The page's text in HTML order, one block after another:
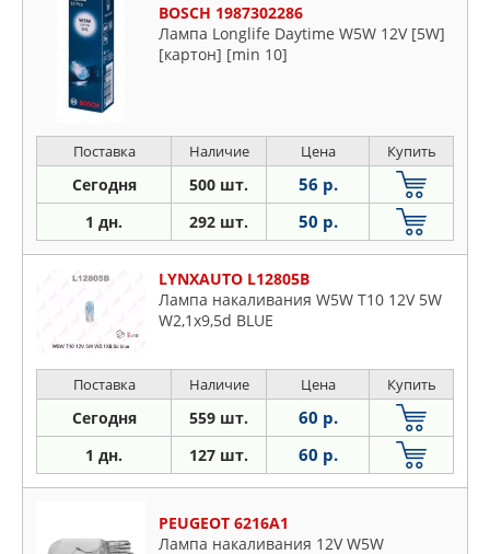
BOSCH 1987302286
Лампа Longlife Daytime W5W 12V [5W]
[картон] [min 10]
Поставка Наличие Цена Купить
Сегодня 500 шт. 56 р.
1 дн. 292 шт. 50 р.
LYNXAUTO L12805B
Лампа накаливания W5W T10 12V 5W
W2,1x9,5d BLUE
Поставка Наличие Цена Купить
Сегодня 559 шт. 60 р.
1 дн. 127 шт. 60 р.
PEUGEOT 6216A1
Лампа накаливания 12V W5W